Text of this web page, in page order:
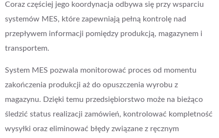
Coraz częściej jego koordynacja odbywa się przy wsparciu
systemów MES, które zapewniają pełną kontrolę nad
przepływem informacji pomiędzy produkcją, magazynem i
transportem.
System MES pozwala monitorować proces od momentu
zakończenia produkcji aż do opuszczenia wyrobu z
magazynu. Dzięki temu przedsiębiorstwo może na bieżąco
śledzić status realizacji zamówień, kontrolować kompletność
wysyłki oraz eliminować błędy związane z ręcznym